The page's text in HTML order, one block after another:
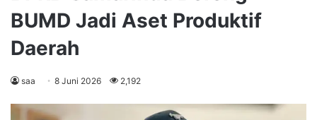
BUMD Jadi Aset Produktif
Daerah
saa 8 Juni 2026 2,192